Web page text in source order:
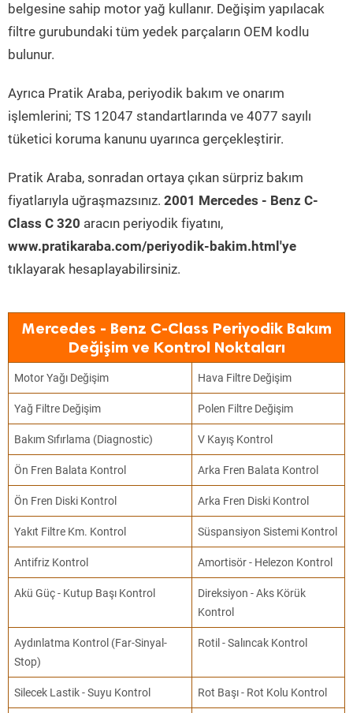
belgesine sahip motor yağ kullanır. Değişim yapılacak
filtre gurubundaki tüm yedek parçaların OEM kodlu
bulunur.
Ayrıca Pratik Araba, periyodik bakım ve onarım
işlemlerini; TS 12047 standartlarında ve 4077 sayılı
tüketici koruma kanunu uyarınca gerçekleştirir.
Pratik Araba, sonradan ortaya çıkan sürpriz bakım
fiyatlarıyla uğraşmazsınız. 2001 Mercedes - Benz C-
Class C 320 aracın periyodik fiyatını,
www.pratikaraba.com/periyodik-bakim.html'ye
tıklayarak hesaplayabilirsiniz.
Mercedes - Benz C-Class Periyodik Bakım
Değişim ve Kontrol Noktaları
Motor Yağı Değişim Hava Filtre Değişim
Yağ Filtre Değişim Polen Filtre Değişim
Bakım Sıfırlama (Diagnostic) V Kayış Kontrol
Ön Fren Balata Kontrol Arka Fren Balata Kontrol
Ön Fren Diski Kontrol Arka Fren Diski Kontrol
Yakıt Filtre Km. Kontrol Süspansiyon Sistemi Kontrol
Antifriz Kontrol Amortisör - Helezon Kontrol
Akü Güç - Kutup Başı Kontrol
Direksiyon - Aks Körük
Kontrol
Aydınlatma Kontrol (Far-Sinyal-
Stop)
Rotil - Salıncak Kontrol
Silecek Lastik - Suyu Kontrol Rot Başı - Rot Kolu Kontrol